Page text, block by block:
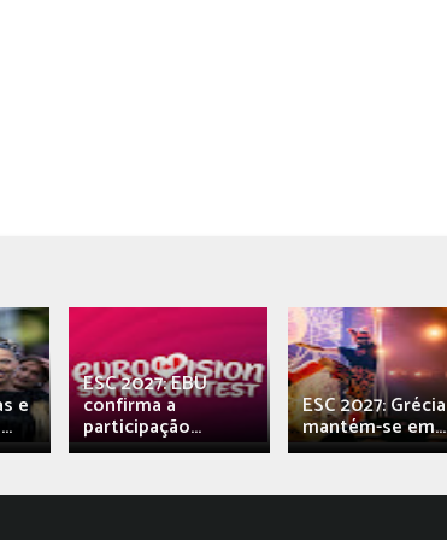
e
ESC 2027: EBU
confirma a
participação...
ESC 2027: Grécia
mantém-se em...